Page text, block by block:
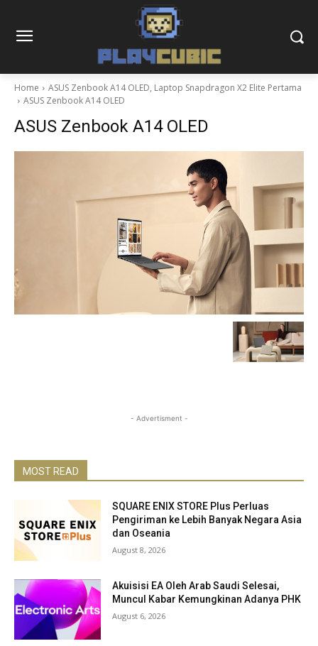
Home
ASUS Zenbook A14 OLED, Laptop Snapdragon X2 Elite Pertama
ASUS Zenbook A14 OLED
ASUS Zenbook A14 OLED
- Advertisment -
MOST READ
SQUARE ENIX STORE Plus Perluas
Pengiriman ke Lebih Banyak Negara Asia
dan Oseania
August 8, 2026
Akuisisi EA Oleh Arab Saudi Selesai,
Muncul Kabar Kemungkinan Adanya PHK
August 6, 2026